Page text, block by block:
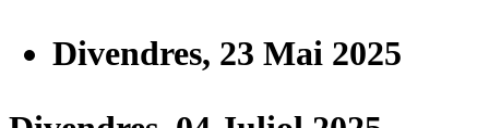
Divendres, 23 Mai 2025